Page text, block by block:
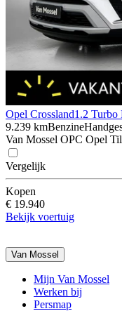
Opel Crossland1.2 Turbo
9.239 kmBenzine
Van Mossel OPC Opel
Vergelijk
Kopen
€ 19.940
Bekijk voertuig
Van Mossel
Mijn Van Mossel
Werken bij
Persmap